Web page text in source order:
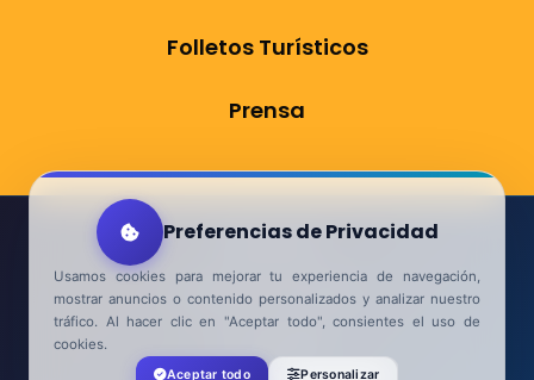
Folletos Turísticos
Prensa
Preferencias de Privacidad
Usamos cookies para mejorar tu experiencia de navegación,
mostrar anuncios o contenido personalizados y analizar nuestro
tráfico. Al hacer clic en "Aceptar todo", consientes el uso de
cookies.
Aceptar todo Personalizar
Aviso Legal
Política de Privacidad